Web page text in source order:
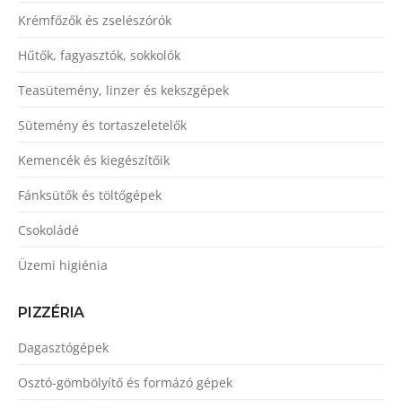
Krémfőzők és zselészórók
Hűtők, fagyasztók, sokkolók
Teasütemény, linzer és kekszgépek
Sütemény és tortaszeletelők
Kemencék és kiegészítőik
Fánksütők és töltőgépek
Csokoládé
Üzemi higiénia
PIZZÉRIA
Dagasztógépek
Osztó-gömbölyítő és formázó gépek